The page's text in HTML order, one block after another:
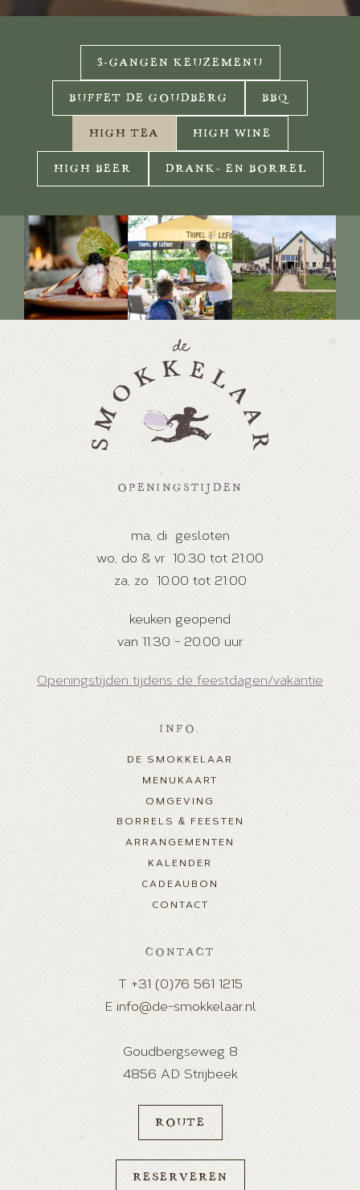
3-GANGEN KEUZEMENU
BUFFET DE GOUDBERG BBQ
HIGH TEA HIGH WINE
HIGH BEER DRANK- EN BORREL
OPENINGSTIJDEN
ma, di
gesloten
wo, do & vr 10:30 tot 21:00
za, zo
10.00 tot 21:00
keuken geopend
van 11.30 - 20.00 uur
Openingstijden tijdens de feestdagen/vakantie
INFO.
DE SMOKKELAAR
MENUKAART
OMGEVING
BORRELS & FEESTEN
ARRANGEMENTEN
KALENDER
CADEAUBON
CONTACT
CONTACT
T +31 (0)76 561 1215
E info@de-smokkelaar.nl
Goudbergseweg 8
4856 AD Strijbeek
ROUTE
RESERVEREN